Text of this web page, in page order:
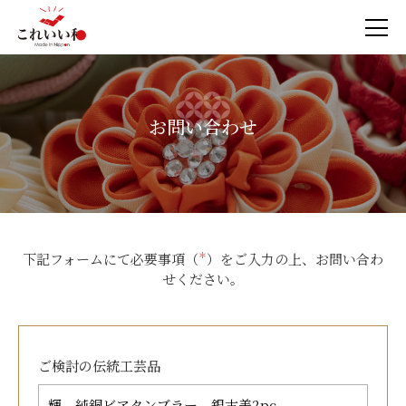
お問い合わせ
下記フォームにて必要事項（＊）をご入力の上、お問い合わ
せください。
ご検討の伝統工芸品